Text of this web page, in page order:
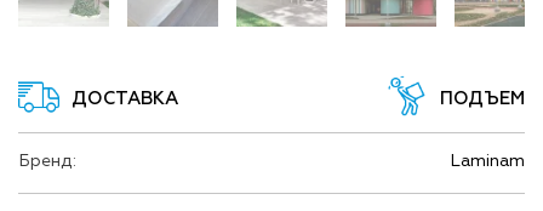
ДОСТАВКА ПОДЪЕМ
Бренд: Laminam